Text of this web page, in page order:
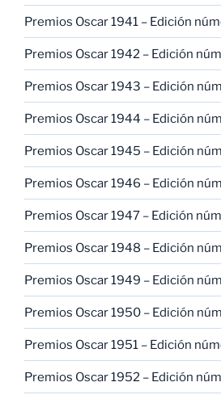
Premios Oscar 1941 – Edición
Premios Oscar 1942 – Edición
Premios Oscar 1943 – Edición
Premios Oscar 1944 – Edición
Premios Oscar 1945 – Edición
Premios Oscar 1946 – Edición
Premios Oscar 1947 – Edición
Premios Oscar 1948 – Edición
Premios Oscar 1949 – Edición
Premios Oscar 1950 – Edición
Premios Oscar 1951 – Edición
Premios Oscar 1952 – Edición